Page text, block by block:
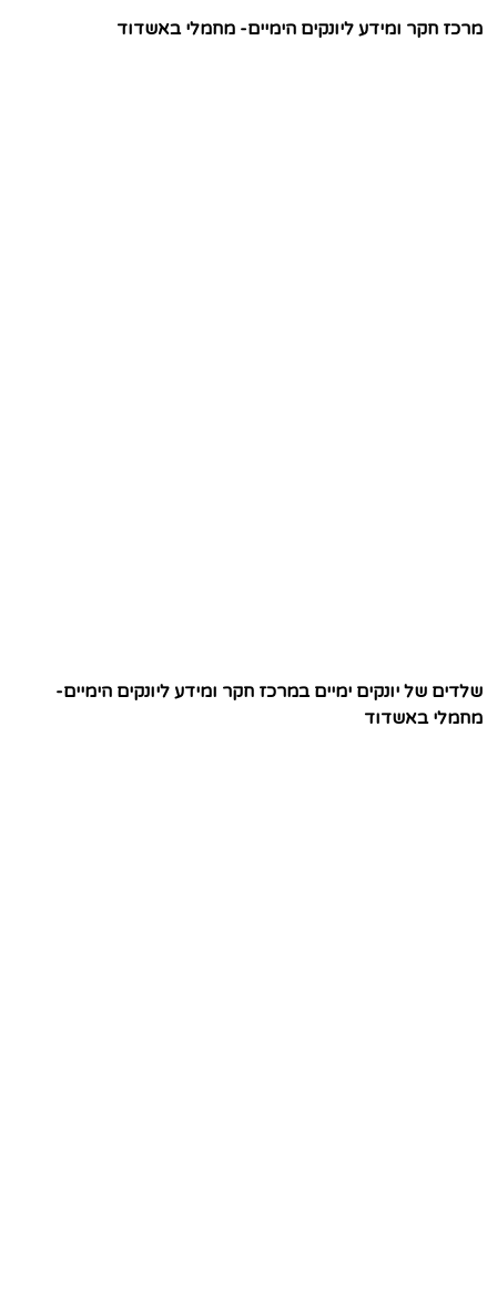
מרכז חקר ומידע ליונקים הימיים- מחמלי באשדוד
שלדים של יונקים ימיים במרכז חקר ומידע ליונקים הימיים-
מחמלי באשדוד